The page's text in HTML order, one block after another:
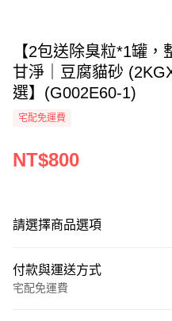
【2包送除臭粒*1罐，
甘淨｜豆腐貓砂
選】(G002E60-1)
宅配免運費
NT$800
請選擇商品選項
付款與運送方式
宅配免運費